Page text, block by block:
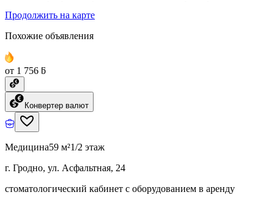
Продолжить на карте
Похожие объявления
от 1 756 ƃ
Конвертер валют
Медицина59 м²1/2 этаж
г. Гродно, ул. Асфальтная, 24
стоматологический кабинет с оборудованием в аренду